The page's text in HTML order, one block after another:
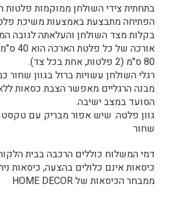
בתחתית צידי השולחן ממוקמות פלטות
הפתיחה מתבצעת באמצעות משיכת
בקלות מצד השולחן והעלאתה לגובה
אורכה
80 ס"מ (2 פלטות, אחת בכל צד).
רגלי השולחן עשויות ברזל בגוון שחור
מבנה הרגליים מאפשר הצבת כסאות
הסועד במצב ישיבה.
גוון פלטה: שיש אפור מבריק עם
שחור
דמי המשלוח כוללים הרכבה בבית
כיסאות אינם כלולים בהצעה, כיסאות
ממבחר הכיסאות של HOME DECOR